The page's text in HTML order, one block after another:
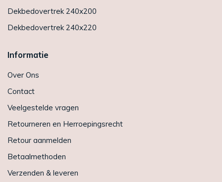
Dekbedovertrek 240x200
Dekbedovertrek 240x220
Informatie
Over Ons
Contact
Veelgestelde vragen
Retourneren en Herroepingsrecht
Retour aanmelden
Betaalmethoden
Verzenden & leveren